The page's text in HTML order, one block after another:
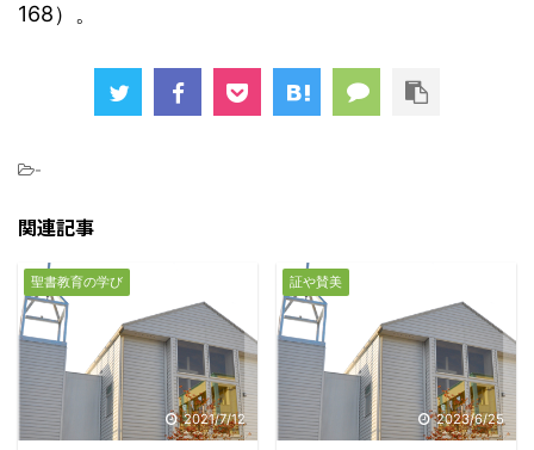
168）。
-
関連記事
聖書教育の学び
2021/7/12
証や賛美
2023/6/25